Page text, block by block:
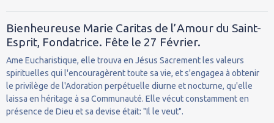
Bienheureuse Marie Caritas de l’Amour du Saint-
Esprit, Fondatrice. Fête le 27 Février.
Ame Eucharistique, elle trouva en Jésus Sacrement les valeurs
spirituelles qui l'encouragèrent toute sa vie, et s'engagea à obtenir
le privilège de l'Adoration perpétuelle diurne et nocturne, qu'elle
laissa en héritage à sa Communauté. Elle vécut constamment en
présence de Dieu et sa devise était: "Il le veut".